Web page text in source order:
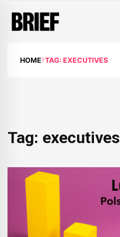
HOME TAG: EXECUTIVES
Tag: executives